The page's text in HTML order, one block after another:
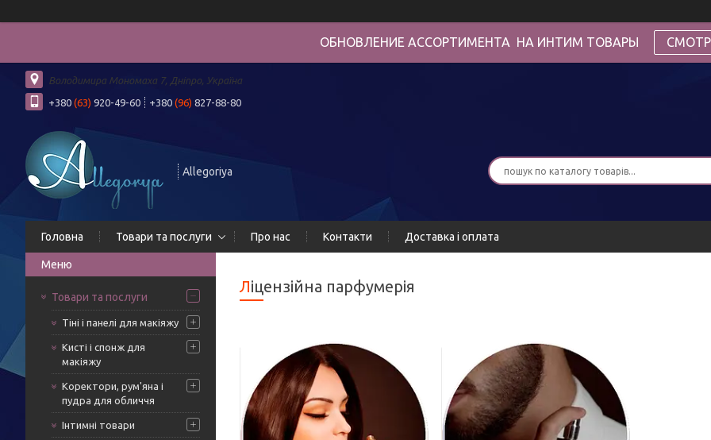
ОБНОВЛЕНИЕ АССОРТИМЕНТА НА ИНТИМ ТОВАРЫ
Володимира Мономаха 7, Дніпро, Україна
+380 (63) 920-49-60 +380 (96) 827-88-80
Allegoriya
Головна Товари та послуги Про нас Контакти Доставка і оплата
Товари та послуги
Тіні і панелі для макіяжу
Кисті і спонж для
макіяжу
Коректори, рум'яна і
пудра для обличчя
Інтимні товари
Ліцензійна парфумерія